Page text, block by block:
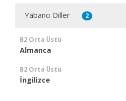
Yabancı Diller 2
B2 Orta Üstü
Almanca
B2 Orta Üstü
İngilizce